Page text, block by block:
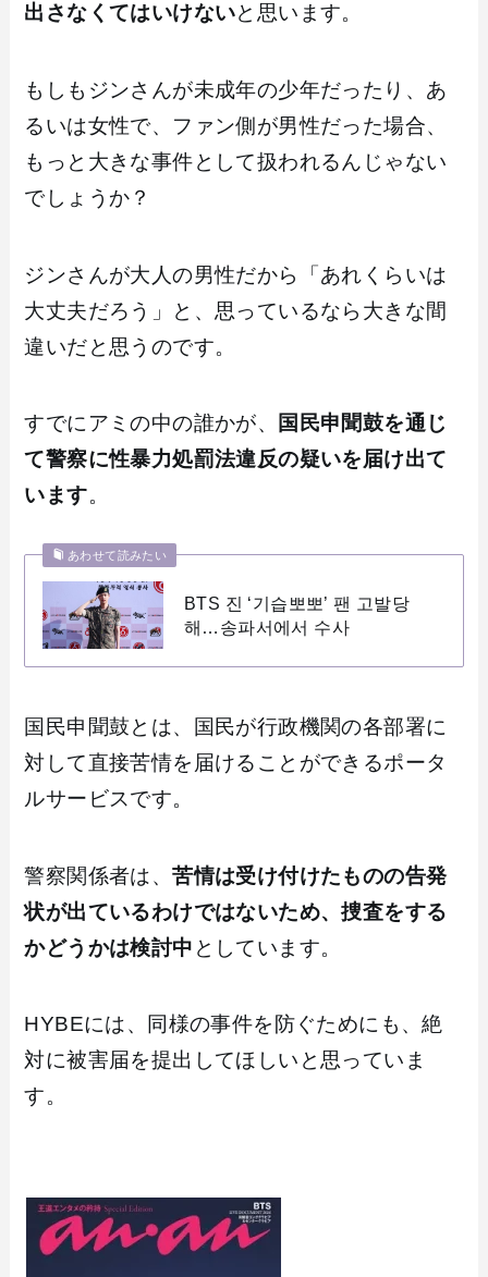
出さなくてはいけないと思います。
もしもジンさんが未成年の少年だったり、あ
るいは女性で、ファン側が男性だった場合、
もっと大きな事件として扱われるんじゃない
でしょうか？
ジンさんが大人の男性だから「あれくらいは
大丈夫だろう」と、思っているなら大きな間
違いだと思うのです。
すでにアミの中の誰かが、
国民申聞鼓を通じ
て警察に性暴力処罰法違反の疑いを届け出て
います。
あわせて読みたい
BTS 진 ‘기습뽀뽀’ 팬 고발당
해…송파서에서 수사
国民申聞鼓とは、国民が行政機関の各部署に
対して直接苦情を届けることができるポータ
ルサービスです。
警察関係者は、苦情は受け付けたものの告発
状が出ているわけではないため、捜査をする
かどうかは検討中 としています。
HYBEには、同様の事件を防ぐためにも、絶
対に被害届を提出してほしいと思っていま
す。